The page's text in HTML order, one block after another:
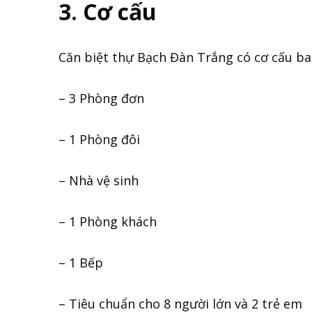
3. Cơ cấu
Căn biệt thự Bạch Đàn Trắng có cơ cấu
– 3 Phòng đơn
– 1 Phòng đôi
– Nhà vệ sinh
– 1 Phòng khách
– 1 Bếp
– Tiêu chuẩn cho 8 người lớn và 2 trẻ em